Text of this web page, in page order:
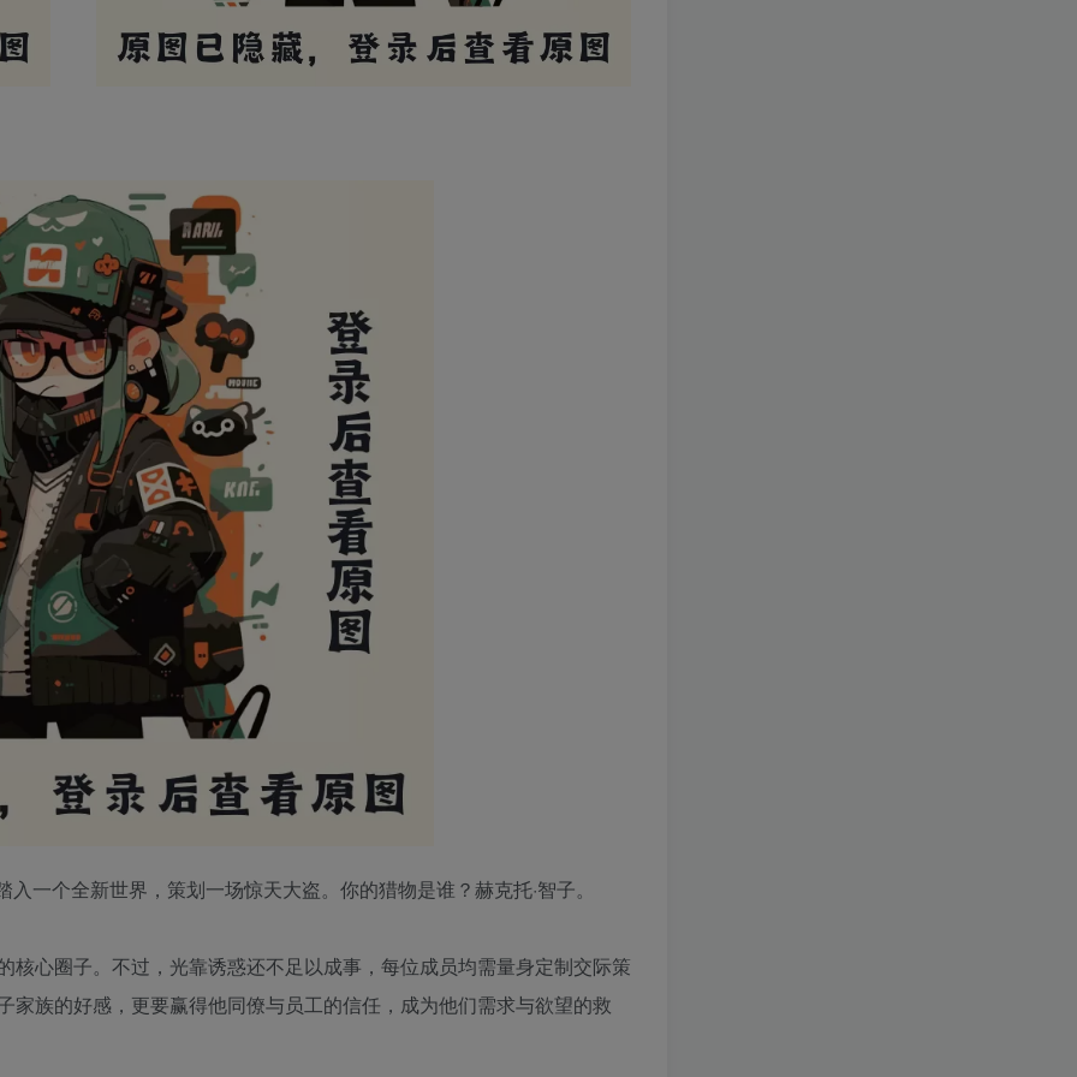
一个全新世界，策划一场惊天大盗。你的猎物是谁？赫克托·智子。
心圈子。不过，光靠诱惑还不足以成事，每位成员均需量身定制交际策
族的好感，更要赢得他同僚与员工的信任，成为他们需求与欲望的救